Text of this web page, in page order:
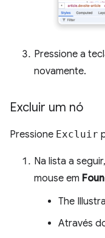
Pressione a
novamente.
Excluir um nó
Pressione Excluir
Na lista a
mouse em
The
Através